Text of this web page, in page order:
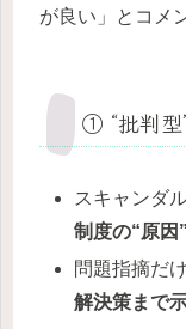
が良い」とコメ
① “批判型
スキャンダ
制度の“原因
問題指摘だ
解決策まで